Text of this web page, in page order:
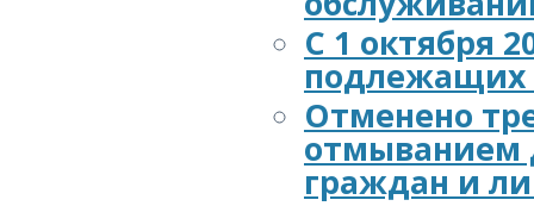
С 1 октября
подлежащих
Отменено
отмыванием
граждан и